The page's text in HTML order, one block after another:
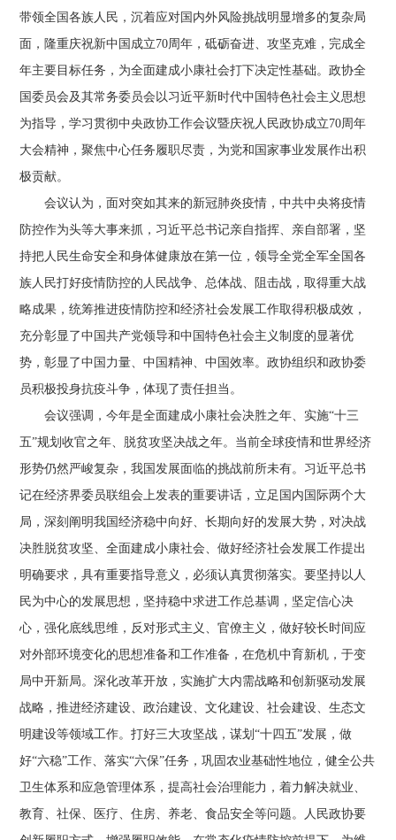
带领全国各族人民，沉着应对国内外风险挑战明显增多的复杂局
面，隆重庆祝新中国成立70周年，砥砺奋进、攻坚克难，完成全
年主要目标任务，为全面建成小康社会打下决定性基础。政协全
国委员会及其常务委员会以习近平新时代中国特色社会主义思想
为指导，学习贯彻中央政协工作会议暨庆祝人民政协成立70周年
大会精神，聚焦中心任务履职尽责，为党和国家事业发展作出积
极贡献。
会议认为，面对突如其来的新冠肺炎疫情，中共中央将疫情
防控作为头等大事来抓，习近平总书记亲自指挥、亲自部署，坚
持把人民生命安全和身体健康放在第一位，领导全党全军全国各
族人民打好疫情防控的人民战争、总体战、阻击战，取得重大战
略成果，统筹推进疫情防控和经济社会发展工作取得积极成效，
充分彰显了中国共产党领导和中国特色社会主义制度的显著优
势，彰显了中国力量、中国精神、中国效率。政协组织和政协委
员积极投身抗疫斗争，体现了责任担当。
会议强调，今年是全面建成小康社会决胜之年、实施“十三
五”规划收官之年、脱贫攻坚决战之年。当前全球疫情和世界经济
形势仍然严峻复杂，我国发展面临的挑战前所未有。习近平总书
记在经济界委员联组会上发表的重要讲话，立足国内国际两个大
局，深刻阐明我国经济稳中向好、长期向好的发展大势，对决战
决胜脱贫攻坚、全面建成小康社会、做好经济社会发展工作提出
明确要求，具有重要指导意义，必须认真贯彻落实。要坚持以人
民为中心的发展思想，坚持稳中求进工作总基调，坚定信心决
心，强化底线思维，反对形式主义、官僚主义，做好较长时间应
对外部环境变化的思想准备和工作准备，在危机中育新机，于变
局中开新局。深化改革开放，实施扩大内需战略和创新驱动发展
战略，推进经济建设、政治建设、文化建设、社会建设、生态文
明建设等领域工作。打好三大攻坚战，谋划“十四五”发展，做
好“六稳”工作、落实“六保”任务，巩固农业基础性地位，健全公共
卫生体系和应急管理体系，提高社会治理能力，着力解决就业、
教育、社保、医疗、住房、养老、食品安全等问题。人民政协要